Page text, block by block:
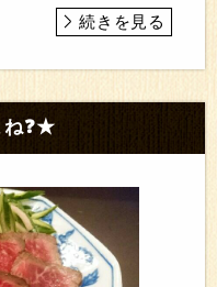
続きを見る
❓★